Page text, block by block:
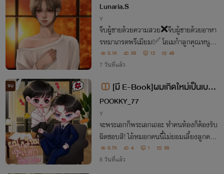
Lunaria.S
Y
จีบผู้ชายด้วยความสวย❌จีบผู้ชายด้วยอาหา
รหมาเกรดพรีเมียม✅ โอเมก้าลูกคุณหนูที่โ
ดนสปอยล์มาทั้งชีวิต ดันไปตกหลุมรักอัลฟ่า
ครึ่งรัสเซียมาดดุตั้งแต่แรกเห็นเพราะตรงสเ
3.1K 58 12 48
7 วันที่แล้ว
จบ
[มี E-Book]ผมเกิดใหม่เป็นเบต้า
ที่ท้องได้(Omegaverse)
POOKKY_77
Y
จะพระเอกก็พระเอกเถอะ ทำคนท้องก็ต้องรับ
ผิดชอบสิ! ไอ้หมอกคนนี้ไม่ยอมเลี้ยงลูกคนเ
ดียวแน่นอน! (Omegaverse)
9.7K 4 1 38
8 วันที่แล้ว